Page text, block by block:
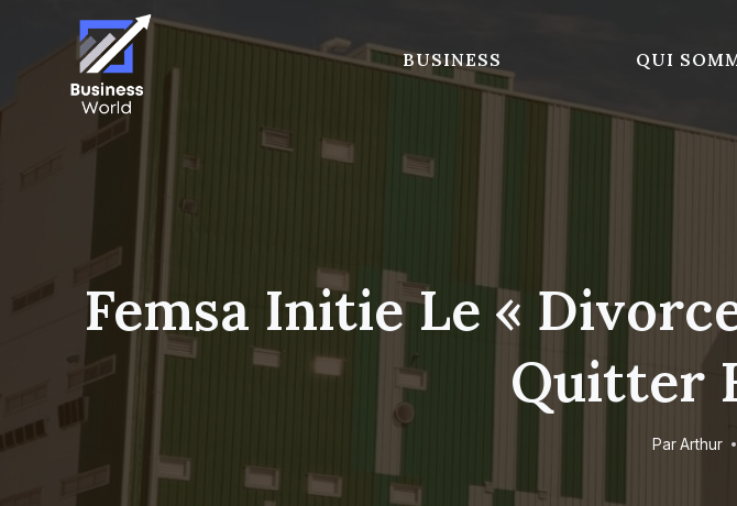
BUSINESS QUI
Femsa Initie Le «
Quitter
ParArthur